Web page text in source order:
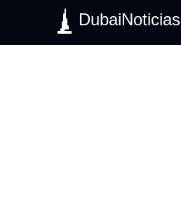
DubaiNoticias